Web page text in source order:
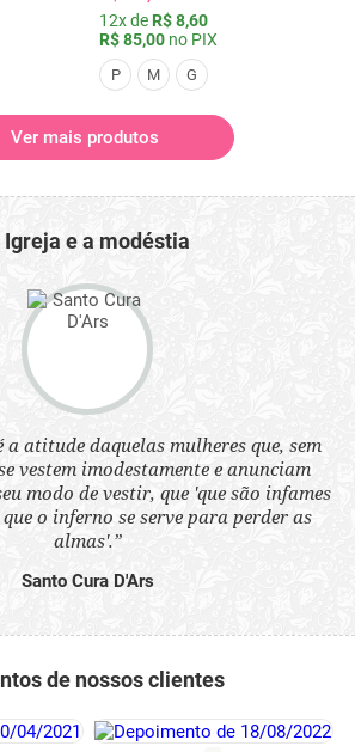
12x de R$ 8,60
R$ 85,00 no PIX
P M G
Ver mais produtos
Igreja e a modéstia
a atitude daquelas mulheres que, sem
vestem imodestamente e anunciam
modo de vestir, que 'que são infames
o inferno se serve para perder as
almas'.”
Santo Cura D'Ars
de nossos clientes